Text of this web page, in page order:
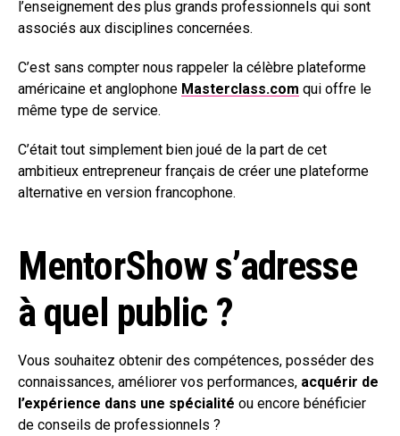
l’enseignement des plus grands professionnels qui sont
associés aux disciplines concernées.
C’est sans compter nous rappeler la célèbre plateforme
américaine et anglophone Masterclass.com qui offre le
même type de service.
C’était tout simplement bien joué de la part de cet
ambitieux entrepreneur français de créer une plateforme
alternative en version francophone.
MentorShow s’adresse
à quel public ?
Vous souhaitez obtenir des compétences, posséder des
connaissances, améliorer vos performances, acquérir de
l’expérience dans une spécialité ou encore bénéficier
de conseils de professionnels ?